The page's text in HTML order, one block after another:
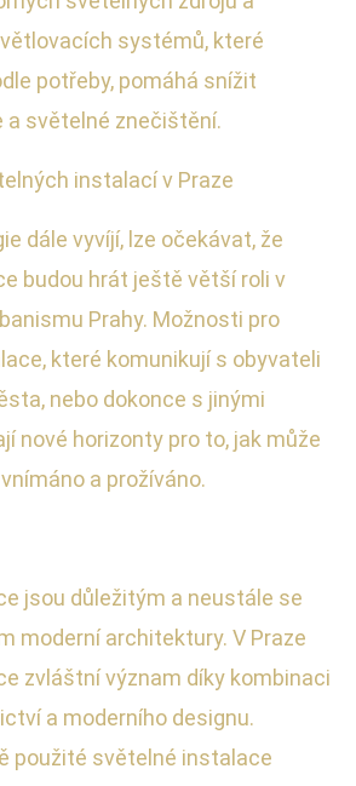
systémů, které
potřeby, pomáhá snížit
a světelné znečištění.
instalací v Praze
dále vyvíjí, lze očekávat, že
budou hrát ještě větší roli v
Prahy. Možnosti pro
které komunikují s obyvateli
nebo dokonce s jinými
nové horizonty pro to, jak může
a prožíváno.
jsou důležitým a neustále se
moderní architektury. V Praze
zvláštní význam díky kombinaci
a moderního designu.
použité světelné instalace